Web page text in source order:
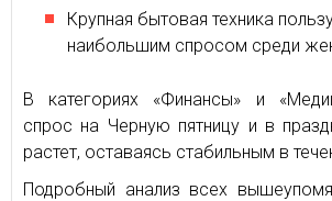
Крупная бытовая техника
наибольшим спросом среди
В категориях «Финансы» и
спрос на Черную пятницу и в
растет, оставаясь стабильным в
Подробный анализ всех